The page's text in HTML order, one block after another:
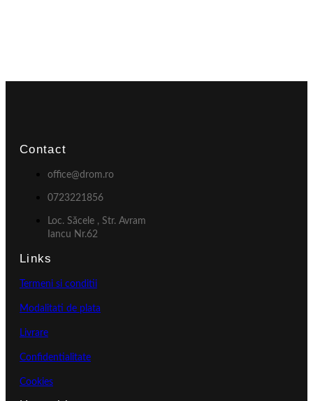
Contact
office@drom.ro
0723221856
Loc. Săcele , Str. Avram
Iancu Nr.62
Links
Termeni si conditii
Modalitati de plata
Livrare
Confidentialitate
Cookies